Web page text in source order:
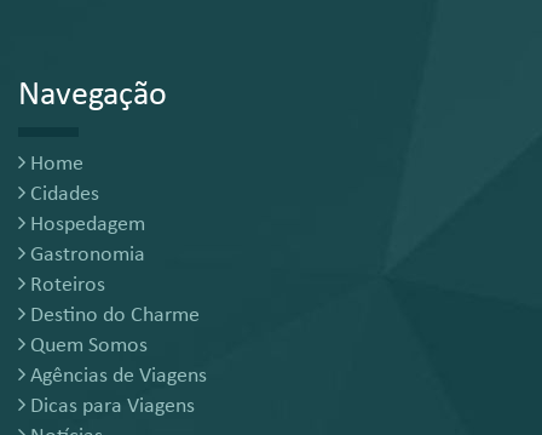
Navegação
Home
Cidades
Hospedagem
Gastronomia
Roteiros
Destino do Charme
Quem Somos
Agências de Viagens
Dicas para Viagens